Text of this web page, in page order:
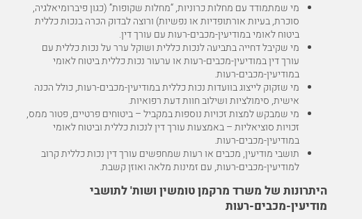
מי שמתמודד עם מחלות כרוניות, “מחלות שקופות” (כגון פיברומיאלגיה,
סוכרת, בעיות אורתופדיות או נפשיות) ורוצה לבדוק הכרה בנכות כללית
ביטוח לאומי במודיעין-מכבים-רעות עם עורך דין.
מי שקיבל דחייה בתביעה לנכות כללית ושוקל ערר על נכות כללית עם
עורך דין במודיעין-מכבים-רעות או ערעור נכות כללית ביטוח לאומי
במודיעין-מכבים-רעות.
מי שזקוק לייצוג בוועדות נכות כללית במודיעין-מכבים-רעות, כולל הכנה
אישית, סימולציות ושילוב חוות דעת רפואיות.
מי שמבקש למצות זכויות נוספות במקביל – ביטוחים פרטיים, פטור ממס,
זכויות סוציאליות – באמצעות עורך דין לנכות כללית וביטוח לאומי
במודיעין-מכבים-רעות.
תושבי מודיעין, מכבים או רעות שמחפשים עורך דין נכות כללית קרוב
למודיעין-מכבים-רעות, עם זמינות מלאה ואוזן קשבת.
היתרונות של משרד מרקמן טומשין ושות' לתושבי
מודיעין-מכבים-רעות